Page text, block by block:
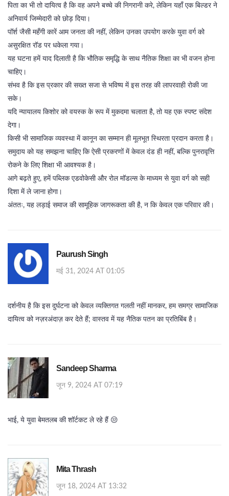
पिता का भी तो दायित्व है कि वह अपने बच्चे की निगरानी करे, लेकिन यहाँ एक बिल्डर ने
अनिवार्य जिम्मेदारी को छोड़ दिया।
पॉर्श जैसी महँगी कारें आम जनता की नहीं, लेकिन उनका उपयोग करके युवा वर्ग को
असुरक्षित रॉड पर धकेला गया।
यह घटना हमें याद दिलाती है कि भौतिक समृद्धि के साथ नैतिक शिक्षा का भी वजन होना
चाहिए।
संभव है कि इस प्रकार की सख्त सजा से भविष्य में इस तरह की लापरवाही रोकी जा
सके।
यदि न्यायालय किशोर को वयस्क के रूप में मुकदमा चलाता है, तो यह एक स्पष्ट संदेश
देगा।
किसी भी सामाजिक व्यवस्था में कानून का सम्मान ही मूलभूत स्थिरता प्रदान करता है।
समुदाय को यह समझना चाहिए कि ऐसी प्रकरणों में केवल दंड ही नहीं, बल्कि पुनरावृत्ति
रोकने के लिए शिक्षा भी आवश्यक है।
आगे बढ़ते हुए, हमें पब्लिक एडवोकेसी और रोल मॉडल्स के माध्यम से युवा वर्ग को सही
दिशा में ले जाना होगा।
अंततः, यह लड़ाई समाज की सामूहिक जागरूकता की है, न कि केवल एक परिवार की।
Paurush Singh
मई 31, 2024 AT 01:05
दर्शनीय है कि इस दुर्घटना को केवल व्यक्तिगत गलती नहीं मानकर, हम समग्र सामाजिक
दायित्व को नज़रअंदाज़ कर देते हैं; वास्तव में यह नैतिक पतन का प्रतिबिंब है।
Sandeep Sharma
जून 9, 2024 AT 07:19
भाई, ये युवा बेमतलब की शॉर्टकट ले रहे हैं 😒
Mita Thrash
जून 18, 2024 AT 13:32